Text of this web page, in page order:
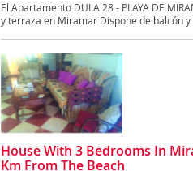
El Apartamento DULA 28 - PLAYA DE
y terraza en Miramar Dispone de balcón y
House With 3 Bedrooms In
Km From The Beach